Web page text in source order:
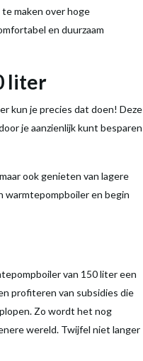
maken over hoge
en duurzaam
liter
kun je precies dat doen! Deze
je aanzienlijk kunt besparen
ook genieten van lagere
warmtepompboileren begin
van 150litereen
profiteren van subsidies die
Zo wordt het nog
wereld. Twijfel niet langer